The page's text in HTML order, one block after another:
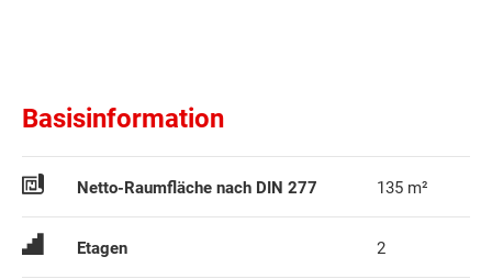
Basisinformation
Netto-Raumfläche nach DIN 277 135 m²
Etagen 2